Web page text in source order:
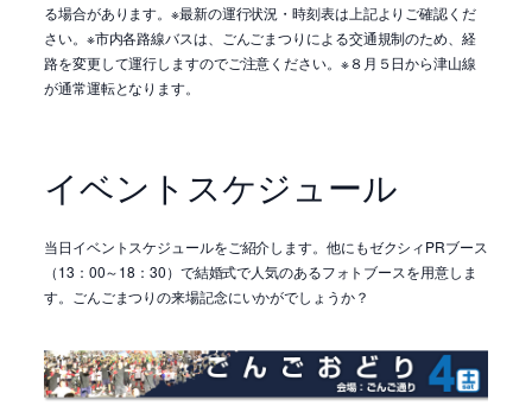
る場合があります。※最新の運行状況・時刻表は上記よりご確認くだ
さい。※市内各路線バスは、ごんごまつりによる交通規制のため、経
路を変更して運行しますのでご注意ください。※８月５日から津山線
が通常運転となります。
イベントスケジュール
当日イベントスケジュールをご紹介します。他にもゼクシィPRブース
（13：00～18：30）で結婚式で人気のあるフォトブースを用意しま
す。ごんごまつりの来場記念にいかがでしょうか？